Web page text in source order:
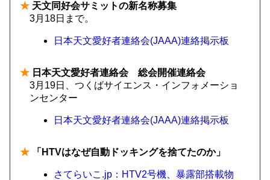
★ 天文同好会サミットの新名称募集
3月18日まで。
日本天文愛好者連絡会(JAAA)連絡掲示板
★ 日本天文愛好者連絡会 総会開催連絡会
3月19日、つくばサイエンス・インフォメーショ
ンセンター
日本天文愛好者連絡会(JAAA)連絡掲示板
★ 「HTVはなぜ自動ドッキングを捨てたのか」
さてらいこ.jp：HTV2号機、暴露部搭載物